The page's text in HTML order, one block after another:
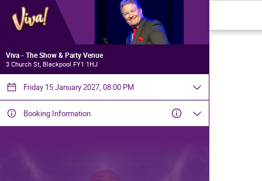
Viva - The Show & Party Venue
3 Church St, Blackpool FY1 1HJ
Friday 15 January 2027, 08:00 PM
Booking Information